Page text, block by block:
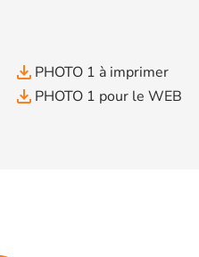
file_download PHOTO 1 à imprimer
file_download PHOTO 1 pour le WEB